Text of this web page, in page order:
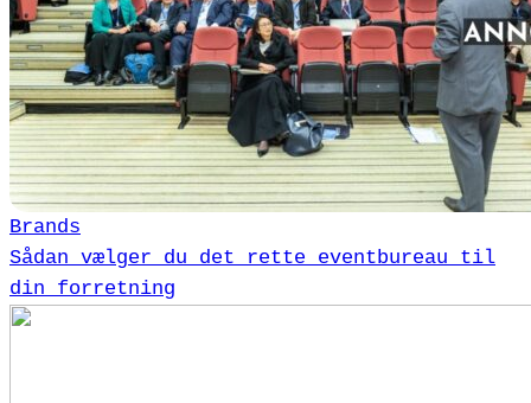
Brands
Sådan vælger du det rette eventbureau til
din forretning